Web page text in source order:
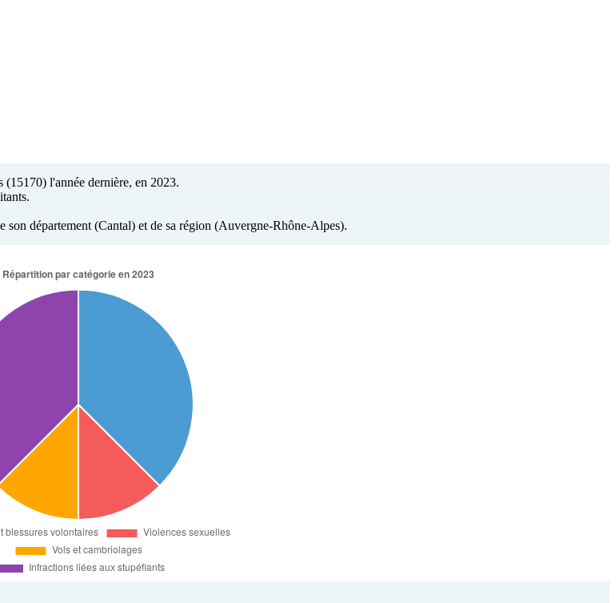
(15170) l'année dernière, en 2023.
son département (Cantal) et de sa région (Auvergne-Rhône-Alpes).